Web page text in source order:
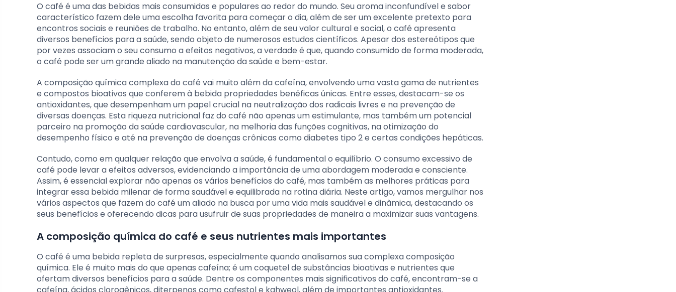
O café é uma das bebidas mais consumidas e populares ao redor do mundo. Seu aroma inconfundível e sabor
característico fazem dele uma escolha favorita para começar o dia, além de ser um excelente pretexto para
encontros sociais e reuniões de trabalho. No entanto, além de seu valor cultural e social, o café apresenta
diversos benefícios para a saúde, sendo objeto de numerosos estudos científicos. Apesar dos estereótipos que
por vezes associam o seu consumo a efeitos negativos, a verdade é que, quando consumido de forma moderada,
o café pode ser um grande aliado na manutenção da saúde e bem-estar.
A composição química complexa do café vai muito além da cafeína, envolvendo uma vasta gama de nutrientes
e compostos bioativos que conferem à bebida propriedades benéficas únicas. Entre esses, destacam-se os
antioxidantes, que desempenham um papel crucial na neutralização dos radicais livres e na prevenção de
diversas doenças. Esta riqueza nutricional faz do café não apenas um estimulante, mas também um potencial
parceiro na promoção da saúde cardiovascular, na melhoria das funções cognitivas, na otimização do
desempenho físico e até na prevenção de doenças crônicas como diabetes tipo 2 e certas condições hepáticas.
Contudo, como em qualquer relação que envolva a saúde, é fundamental o equilíbrio. O consumo excessivo de
café pode levar a efeitos adversos, evidenciando a importância de uma abordagem moderada e consciente.
Assim, é essencial explorar não apenas os vários benefícios do café, mas também as melhores práticas para
integrar essa bebida milenar de forma saudável e equilibrada na rotina diária. Neste artigo, vamos mergulhar nos
vários aspectos que fazem do café um aliado na busca por uma vida mais saudável e dinâmica, destacando os
seus benefícios e oferecendo dicas para usufruir de suas propriedades de maneira a maximizar suas vantagens.
A composição química do café e seus nutrientes mais importantes
O café é uma bebida repleta de surpresas, especialmente quando analisamos sua complexa composição
química. Ele é muito mais do que apenas cafeína; é um coquetel de substâncias bioativas e nutrientes que
ofertam diversos benefícios para a saúde. Dentre os componentes mais significativos do café, encontram-se a